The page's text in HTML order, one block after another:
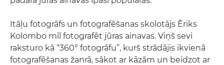
Itāļu fotogrāfs un fotografēšanas skolotājs Ēriks
Kolombo mīl fotografēt jūras ainavas. Viņš sevi
raksturo kā “360° fotogrāfu”, kurš strādājis ikvienā
fotografēšanas žanrā, sākot ar kāzām un beidzot ar